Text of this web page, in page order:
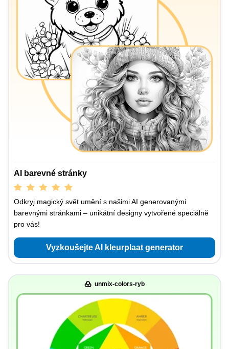
AI barevné stránky
Odkryj magický svět umění s našimi AI generovanými
barevnými stránkami – unikátní designy vytvořené speciálně
pro vás!
Vyzkoušejte AI kleurplaat generator
unmix-colors-ryb